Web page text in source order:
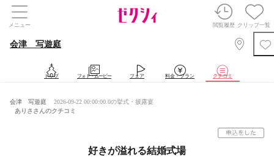
メニュー 閲覧履歴 クリップ一覧
会津 写遊庭
トップ フォト・ムービー フェア 料金・プラン クチコミ
会津 写遊庭
2026-09-22 00:00:00.0の挙式・披露宴
ありささんのクチコミ
好きが溢れる結婚式場